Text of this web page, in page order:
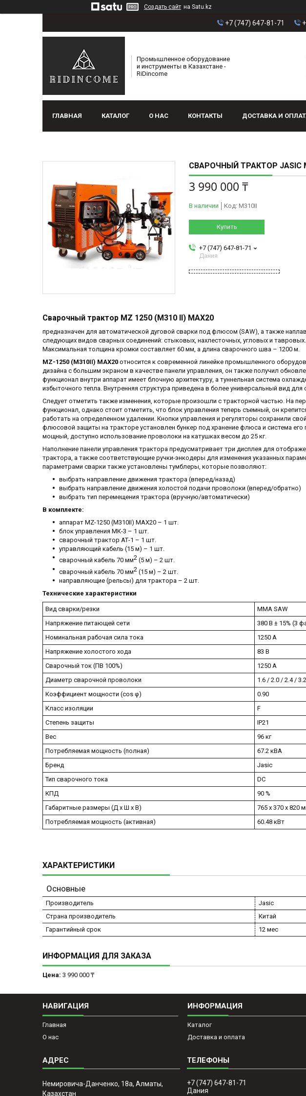
Создать сайт на Satu.kz
+7 (747) 647-81-71
Промышленное оборудование
и инструменты в Казахстане -
RiDincome
ГЛАВНАЯ КАТАЛОГ О НАС КОНТАКТЫ ДОСТАВКА И
СВАРОЧНЫЙ ТРАКТОР JASIC
3 990 000 ₸
В наличии Код: M310II
Купить
+7 (747) 647-81-71
Дания
Сварочный трактор MZ 1250 (M310 II) MAX20
предназначен для автоматической дуговой сварки под флюсом (SAW), а также
следующих видов сварных соединений: стыковых, нахлесточных, угловых и
Максимальная толщина кромки составляет 60 мм, а длина сварочного шва – 1200 м.
MZ-1250 (M310II) MAX20 относится к современной линейке промышленного
дизайна с большим экраном в качестве панели управления, он также получил
функционал внутри аппарат имеет блочную архитектуру, а туннельная система
избыточного тепла. Внутренняя структура приведена в более универсальный вид
Следует отметить также изменения, которые произошли с тракторной частью. На
функционал, однако стоит отметить, что блок управления теперь съемный, он
работать на определенном удалении. Кнопки управления и регуляторы сохранили
флюсовой защиты на тракторе установлен бункер под хранение флюса и система
мощный, доступно использование проволоки на катушках весом до 25 кг.
Наполнение панели управления трактора предусматривает три дисплея для
трактора, а также соответствующие ручки-энкодеры для изменения указанных
параметрами сварки также установлены тумблеры, которые позволяют:
выбрать направление движения трактора (вперед/назад)
выбрать направление движения холостой подачи проволоки (вперед/обратно)
выбрать тип перемещения трактора (вручную/автоматически)
В комплекте:
аппарат MZ-1250 (M310II) MAX20 – 1 шт.
блок управления МК-3 – 1 шт.
сварочный трактор АТ-1 – 1 шт.
управляющий кабель (15 м) – 1 шт.
сварочный кабель 70 мм2 (5 м) – 2 шт.
сварочный кабель 70 мм2 (15 м) – 2 шт.
направляющие (рельсы) для трактора – 2 шт.
Технические характеристики
Вид сварки/резки
MMA SAW
Напряжение питающей сети
380 В ± 15% (3
Номинальная рабочая сила тока
1250 А
Напряжение холостого хода
83 В
Сварочный ток (ПВ 100%)
1250 А
Диаметр сварочной проволоки
1.6 / 2.0 / 2.4 /
Коэффициент мощности (cos φ)
0.90
Класс изоляции
F
Степень защиты
IP21
Вес
96 кг
Потребляемая мощность (полная)
67.2 кВА
Бренд
Jasic
Тип сварочного тока
DC
КПД
90 %
Габаритные размеры (Д х Ш х В)
765 x 370 x 820
Потребляемая мощность (активная)
60.48 кВт
ХАРАКТЕРИСТИКИ
Основные
Производитель
Jasic
Страна производитель
Китай
Гарантийный срок
12 мес
ИНФОРМАЦИЯ ДЛЯ ЗАКАЗА
Цена: 3 990 000 ₸
НАВИГАЦИЯ
Главная
О нас
ИНФОРМАЦИЯ
Каталог
Доставка и оплата
Немировича-Данченко, 18а, Алматы,
Казахстан
+7 (747) 647-81-71
Дания